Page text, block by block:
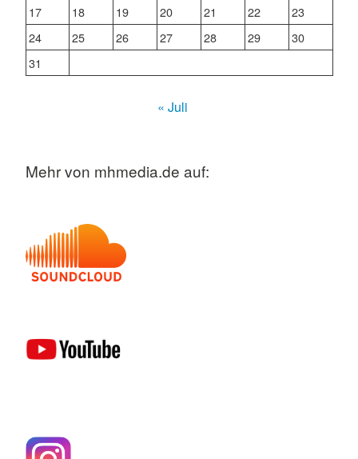
17
18 19 20 21 22
23
24
25 26 27 28 29
30
31
« Juli
Mehr von mhmedia.de auf: